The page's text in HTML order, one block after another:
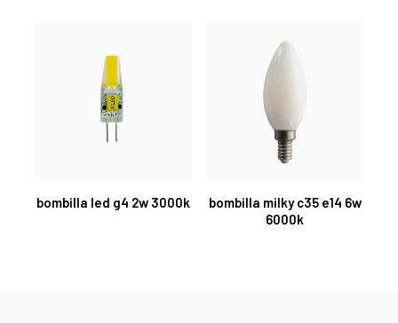
bombilla led g4 2w 3000k
bombilla milky c35 e14 6w
6000k